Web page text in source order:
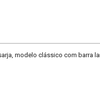
modelo clássico com barra